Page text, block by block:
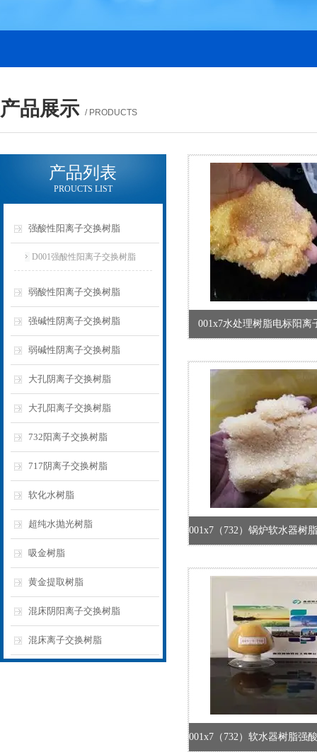
产品展示 / PRODUCTS
产品列表
PROUCTS LIST
强酸性阳离子交换树脂
D001强酸性阳离子交换树脂
弱酸性阳离子交换树脂
强碱性阴离子交换树脂
弱碱性阴离子交换树脂
大孔阴离子交换树脂
大孔阳离子交换树脂
732阳离子交换树脂
717阴离子交换树脂
软化水树脂
超纯水抛光树脂
吸金树脂
黄金提取树脂
混床阴阳离子交换树脂
混床离子交换树脂
001x7水处理树脂电标阳离